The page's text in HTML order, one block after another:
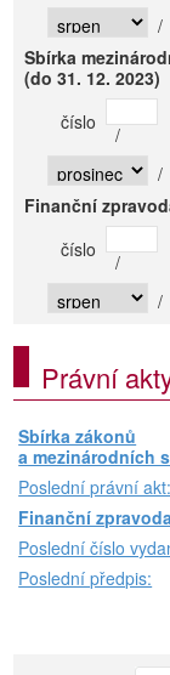
/
Sbírka
(do 31. 12. 2023)
číslo
/
/
Finanční
číslo
/
/
Právní
Sbírka zákonů
a mezinárodních
Poslední právní akt:
Finanční
Poslední číslo
Poslední předpis: